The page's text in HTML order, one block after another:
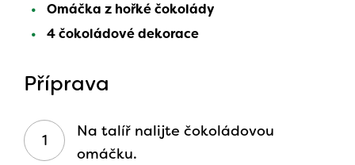
Omáčka z hořké čokolády
4 čokoládové dekorace
Příprava
Na talíř nalijte čokoládovou
omáčku.